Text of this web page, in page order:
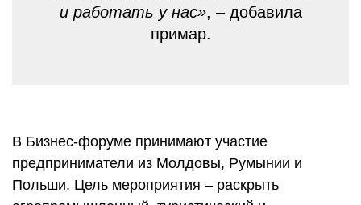
и работать у нас», – добавила
примар.
В Бизнес-форуме принимают участие
предприниматели из Молдовы, Румынии и
Польши. Цель мероприятия – раскрыть